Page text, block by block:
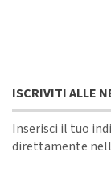
ISCRIVITI ALLE
Inserisci il tuo
direttamente